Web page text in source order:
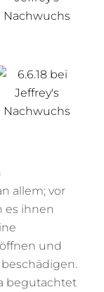
allem; vor
es ihnen
und
begutachtet